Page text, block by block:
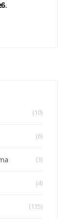
(10)
(6)
(3)
(4)
(135)